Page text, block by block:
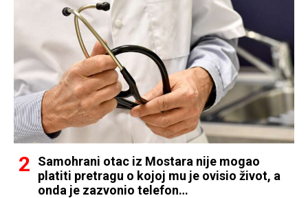
Samohrani otac iz Mostara nije mogao
platiti pretragu o kojoj mu je ovisio život, a
onda je zazvonio telefon…